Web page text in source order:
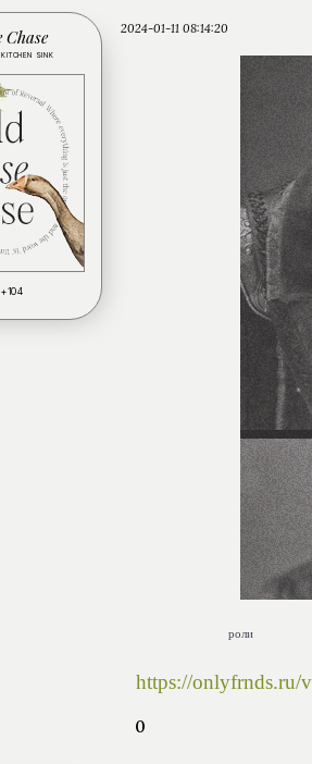
2024-01-11 08:14:20
Chase
SINK
+104
роли
https://onlyfrnds.ru/
0